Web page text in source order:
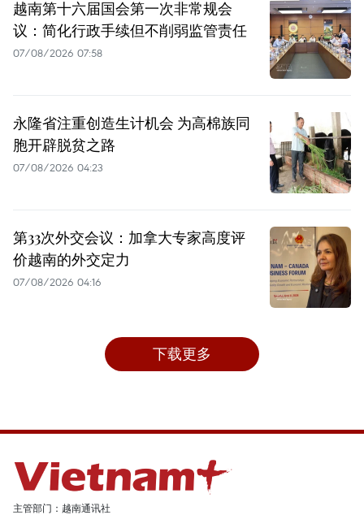
越南第十六届国会第一次非常规会
议：简化行政手续但不削弱监管责任
07/08/2026 07:58
永隆省注重创造生计机会 为高棉族同
胞开辟脱贫之路
07/08/2026 04:23
第33次外交会议：加拿大专家高度评
价越南的外交定力
07/08/2026 04:16
下载更多
主管部门：越南通讯社